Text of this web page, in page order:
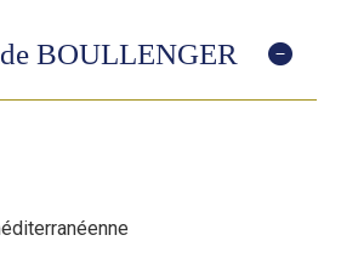
BOULLENGER